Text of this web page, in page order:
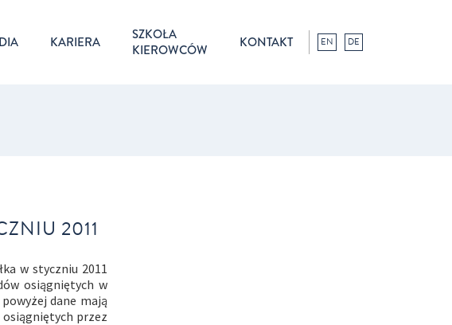
KARIERA
SZKOŁA
KIEROWCÓW
KONTAKT EN DE
2011
w styczniu 2011
osiągniętych w
dane mają
przez